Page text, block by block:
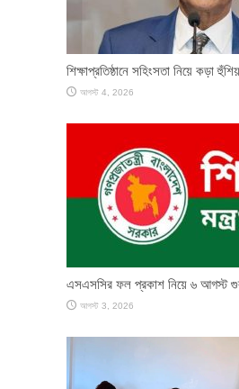
শিক্ষাপ্রতিষ্ঠানে সহিংসতা নিয়ে কড়া
আগস্ট 4, 2026
এসএসসির ফল প্রকাশ নিয়ে ৬ আগস্ট
আগস্ট 3, 2026